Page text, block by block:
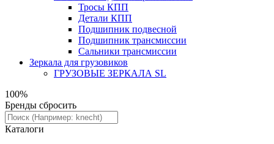
Тросы КПП
Детали КПП
Подшипник подвесной
Подшипник трансмиссии
Сальники трансмиссии
Зеркала для грузовиков
ГРУЗОВЫЕ ЗЕРКАЛА SL
100%
Бренды сбросить
Каталоги